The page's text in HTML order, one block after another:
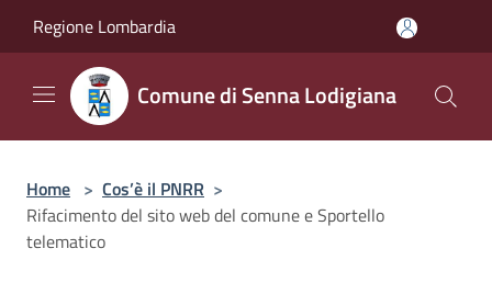
Regione Lombardia
Comune di Senna Lodigiana
Home > Cos’è il PNRR >
Rifacimento del sito web del comune e Sportello
telematico